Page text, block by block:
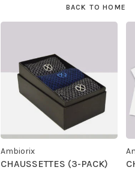
BACK TO HOME
Ambiorix
CHAUSSETTES (3-PACK)